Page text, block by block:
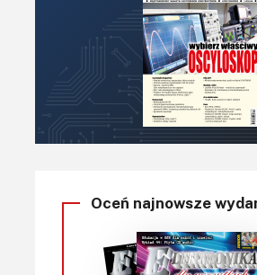
Oceń najnowsze